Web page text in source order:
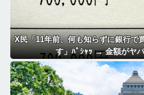
X民「11年前、何も知らずに銀行で
す」ﾊﾟｼｬｯ → 金額がヤ